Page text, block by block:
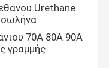
Urethane
σωλήνα
70A 80A 90A
γραμμής